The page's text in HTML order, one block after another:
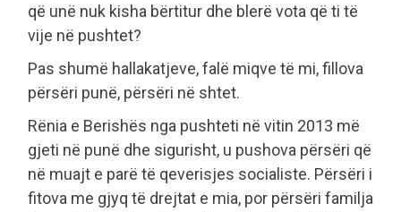
që unë nuk kisha bërtitur dhe blerë vota që ti të
vije në pushtet?
Pas shumë hallakatjeve, falë miqve të mi, fillova
përsëri punë, përsëri në shtet.
Rënia e Berishës nga pushteti në vitin 2013 më
gjeti në punë dhe sigurisht, u pushova përsëri që
në muajt e parë të qeverisjes socialiste. Përsëri i
fitova me gjyq të drejtat e mia, por përsëri familja